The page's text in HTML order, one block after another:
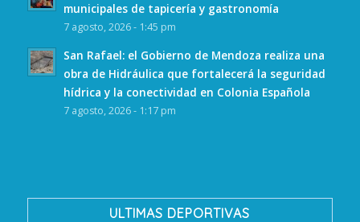
municipales de tapicería y gastronomía
7 agosto, 2026 - 1:45 pm
San Rafael: el Gobierno de Mendoza realiza una
obra de Hidráulica que fortalecerá la seguridad
hídrica y la conectividad en Colonia Española
7 agosto, 2026 - 1:17 pm
ULTIMAS DEPORTIVAS